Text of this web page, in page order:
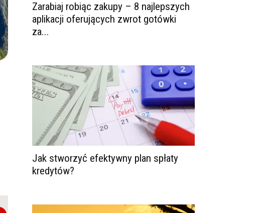
Zarabiaj robiąc zakupy – 8 najlepszych
aplikacji oferujących zwrot gotówki
za...
Jak stworzyć efektywny plan spłaty
kredytów?